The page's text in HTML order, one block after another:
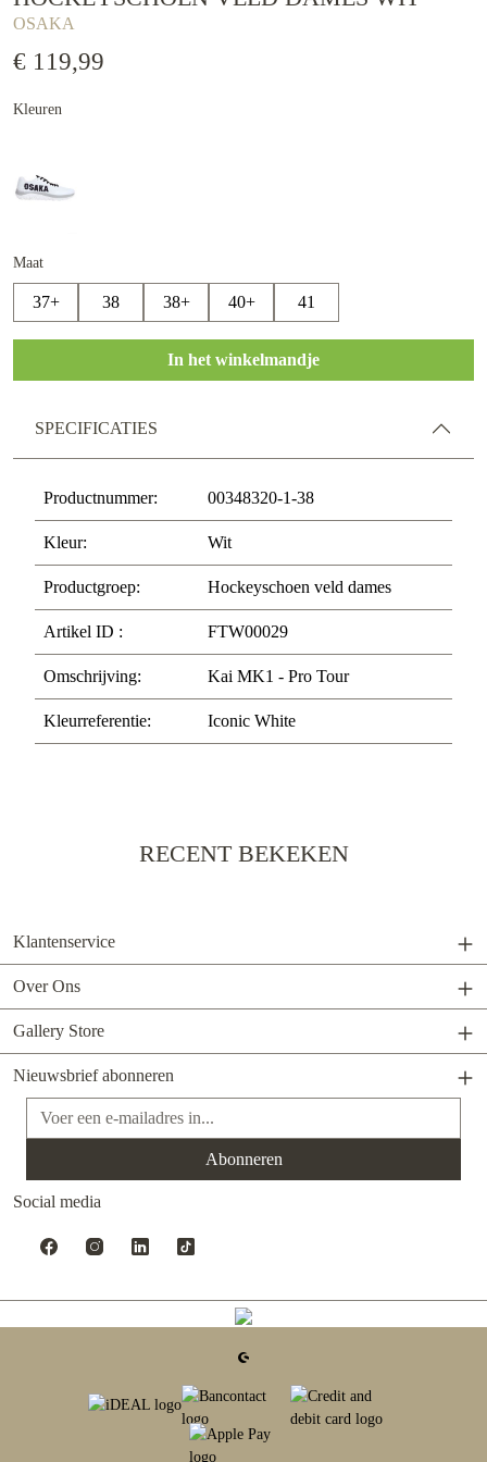
OSAKA
€ 119,99
Kleuren
Maat
37+ 38 38+ 40+ 41
In het winkelmandje
SPECIFICATIES
Productnummer: 00348320-1-38
Kleur: Wit
Productgroep: Hockeyschoen veld dames
Artikel ID : FTW00029
Omschrijving: Kai MK1 - Pro Tour
Kleurreferentie: Iconic White
RECENT BEKEKEN
Klantenservice
Over Ons
Gallery Store
Nieuwsbrief abonneren
E-mailadres*
Abonneren
Social media